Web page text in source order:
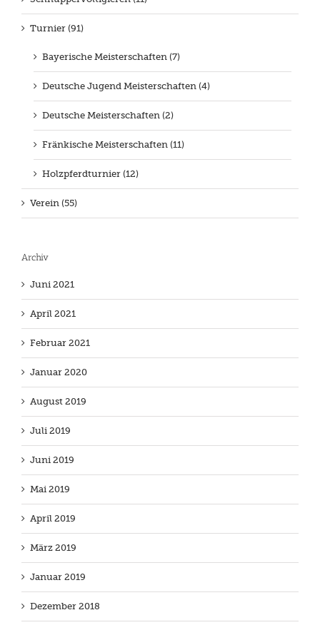
Turnier (91)
Bayerische Meisterschaften (7)
Deutsche Jugend Meisterschaften (4)
Deutsche Meisterschaften (2)
Fränkische Meisterschaften (11)
Holzpferdturnier (12)
Verein (55)
Archiv
Juni 2021
April 2021
Februar 2021
Januar 2020
August 2019
Juli 2019
Juni 2019
Mai 2019
April 2019
März 2019
Januar 2019
Dezember 2018